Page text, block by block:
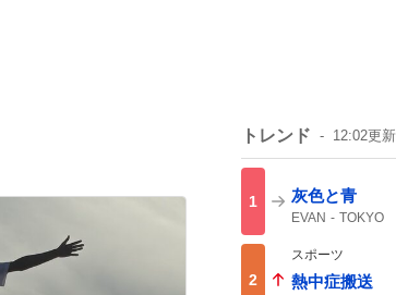
トレンド 12:02更新
1 灰色と青
EVAN TOKYO
2
スポーツ
熱中症搬送